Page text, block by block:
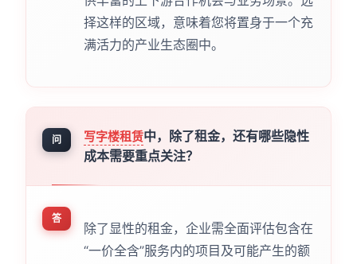
择这样的区域，意味着您将置身于一个充
满活力的产业生态圈中。
问 写字楼租赁中，除了租金，还有哪些隐性
成本需要重点关注？
答
除了显性的租金，企业需全面评估包含在
“一价全含”服务内的项目及可能产生的额